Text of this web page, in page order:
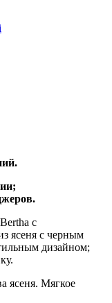
с
ясеня с черным
дизайном;
ясеня. Мягкое